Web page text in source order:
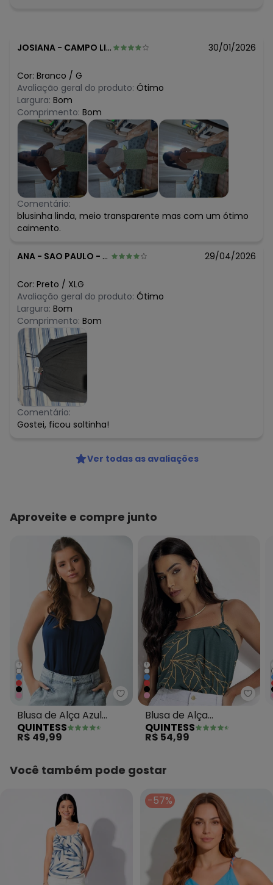
JOSIANA - CAMPO LIMPO PAULISTA - SP 30/01/2026
Cor: Branco / G
Avaliação geral do produto: Ótimo
Largura: Bom
Comprimento: Bom
Comentário:
blusinha linda, meio transparente mas com um ótimo
caimento.
ANA - SAO PAULO - SP 29/04/2026
Cor: Preto / XLG
Avaliação geral do produto: Ótimo
Largura: Bom
Comprimento: Bom
Comentário:
Gostei, ficou soltinha!
Ver todas as avaliações
Aproveite e compre junto
+
Quintess - Blusa de Alça Azul
Blusa de Alça Azul
Marinho
QUINTESS
R$ 49,99
+
Blusa de Alça
Folhagem Verde
QUINTESS
R$ 54,99
Você também pode gostar
-57%